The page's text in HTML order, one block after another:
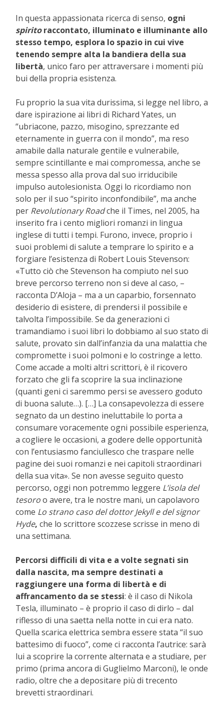
In questa appassionata ricerca di senso, ogni
spiritoraccontato, illuminato e illuminante allo
stesso tempo, esplora lo spazio in cui vive
tenendo sempre alta la bandiera della sua
libertà, unico faro per attraversare i momenti più
bui della propria esistenza.
Fu proprio la sua vita durissima, si legge nel libro, a
dare ispirazione ai libri di Richard Yates, un
“ubriacone, pazzo, misogino, sprezzante ed
eternamente in guerra con il mondo”, ma reso
amabile dalla naturale gentile e vulnerabile,
sempre scintillante e mai compromessa, anche se
messa spesso alla prova dal suo irriducibile
impulso autolesionista. Oggi lo ricordiamo non
solo per il suo “spirito inconfondibile”, ma anche
per Revolutionary Roadche il Times, nel 2005, ha
inserito fra i cento migliori romanzi in lingua
inglese di tutti i tempi. Furono, invece, proprio i
suoi problemi di salute a temprare lo spirito e a
forgiare l’esistenza di Robert Louis Stevenson:
«Tutto ciò che Stevenson ha compiuto nel suo
breve percorso terreno non si deve al caso, –
racconta D’Aloja – ma a un caparbio, forsennato
desiderio di esistere, di prendersi il possibile e
talvolta l’impossibile. Se da generazioni ci
tramandiamo i suoi libri lo dobbiamo al suo stato di
salute, provato sin dall’infanzia da una malattia che
compromette i suoi polmoni e lo costringe a letto.
Come accade a molti altri scrittori, è il ricovero
forzato che gli fa scoprire la sua inclinazione
(quanti geni ci saremmo persi se avessero goduto
di buona salute…). […] La consapevolezza di essere
segnato da un destino ineluttabile lo porta a
consumare voracemente ogni possibile esperienza,
a cogliere le occasioni, a godere delle opportunità
con l’entusiasmo fanciullesco che traspare nelle
pagine dei suoi romanzi e nei capitoli straordinari
della sua vita». Se non avesse seguito questo
percorso, oggi non potremmo leggere L’isola del
tesoroo avere, tra le nostre mani, un capolavoro
come Lo strano caso del dottor Jekyll e del signor
Hyde, che lo scrittore scozzese scrisse in meno di
una settimana.
Percorsi difficili di vita e a volte segnati sin
dalla nascita, ma sempre destinati a
raggiungere una forma di libertà e di
affrancamento da se stessi: è il caso di Nikola
Tesla, illuminato – è proprio il caso di dirlo – dal
riflesso di una saetta nella notte in cui era nato.
Quella scarica elettrica sembra essere stata “il suo
battesimo di fuoco”, come ci racconta l’autrice: sarà
lui a scoprire la corrente alternata e a studiare, per
primo (prima ancora di Guglielmo Marconi), le onde
radio, oltre che a depositare più di trecento
brevetti straordinari.